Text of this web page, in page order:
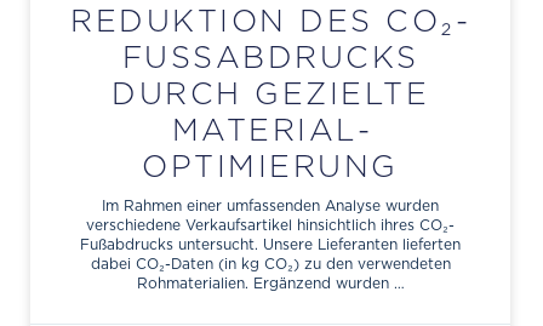
REDUKTION DES CO₂-
FUSS­ABDRUCKS
DURCH GEZIELTE
MATERIAL­
OPTIMIERUNG
Im Rahmen einer umfassenden Analyse wurden
verschiedene Verkaufsartikel hinsichtlich ihres CO₂-
Fußabdrucks untersucht. Unsere Lieferanten lieferten
dabei CO₂-Daten (in kg CO₂) zu den verwendeten
Rohmaterialien. Ergänzend wurden …